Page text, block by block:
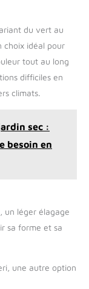
du vert au
choix idéal pour
tout au long
difficiles en
climats.
sec :
besoin en
un léger élagage
sa forme et sa
une autre option